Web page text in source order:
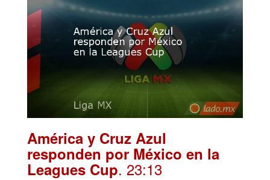
América y Cruz Azul
responden por México en la
Leagues Cup. 23:13